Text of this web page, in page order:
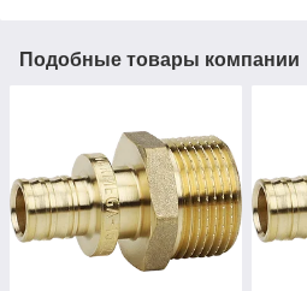
Подобные товары компании